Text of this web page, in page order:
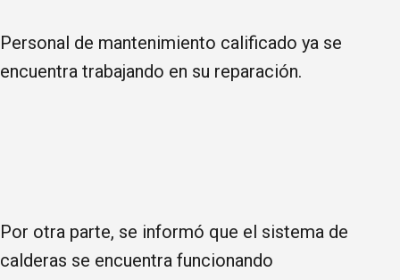
Personal de mantenimiento calificado ya se
encuentra trabajando en su reparación.
Por otra parte, se informó que el sistema de
calderas se encuentra funcionando